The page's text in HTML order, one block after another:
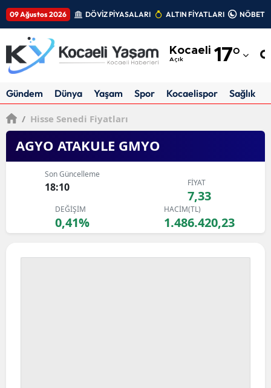
09 Ağustos 2026 DÖVİZ PİYASALARI ALTIN FİYATLARI
Kocaeli
Açık 17°
Adıyaman
Ankara
Antalya
Artvin
Aydın
Balıkesir
Gündem Dünya Yaşam Spor Kocaelispor Sağlık
/ Hisse Senedi Fiyatları
AGYO ATAKULE GMYO
Son Güncelleme
18:10 FİYAT
7,33
DEĞİŞİM
0,41%
HACİM(TL)
1.486.420,23